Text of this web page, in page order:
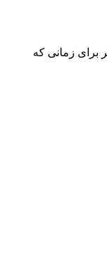
برای زمانی که